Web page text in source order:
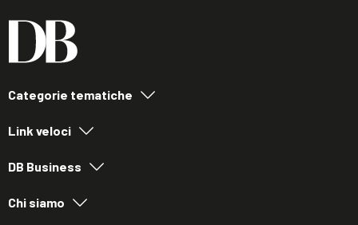
Categorie tematiche
Link veloci
DB Business
Chi siamo